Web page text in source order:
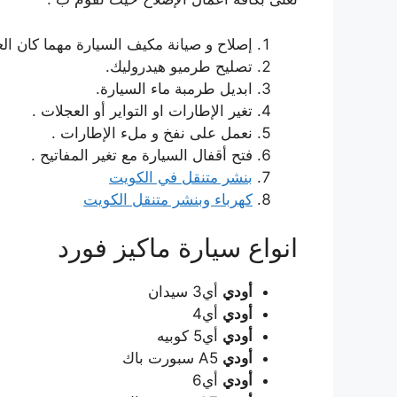
إصلاح و صيانة مكيف السيارة مهما كان
تصليح طرميو هيدروليك.
ابديل طرمبة ماء السيارة.
تغير الإطارات او التواير أو العجلات .
نعمل على نفخ و ملء الإطارات .
فتح أقفال السيارة مع تغير المفاتيح .
بنشر متنقل في الكويت
كهرباء وبنشر متنقل الكويت
انواع سيارة ماكيز فورد
أودي أي3 سيدان
أودي أي4
أودي أي5 كوبيه
أودي
أودي أي6